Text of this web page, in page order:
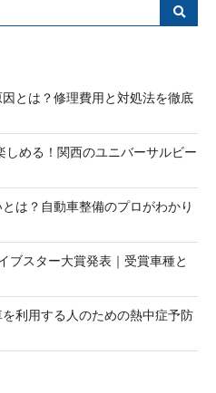
とは？修理費用と対処法を徹底
しめる！関西のユニバーサルビー
は？自動車整備のプロがわかり
ブスター大賞発表｜受賞車種と
利用する人のための熱中症予防